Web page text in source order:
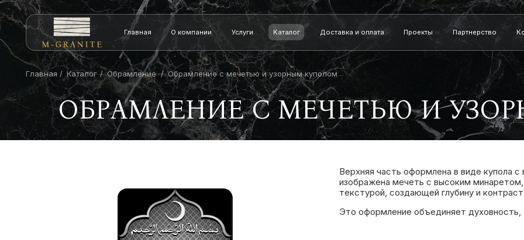
Главная О компании Услуги Kаталог Доставка и оплата Проекты Партнерство
Главная Каталог Обрамление Обрамление с мечетью и узорным куполом
ОБРАМЛЕНИЕ С МЕЧЕТЬЮ И
Верхняя часть оформлена в виде купола
изображена мечеть с высоким
текстурой, создающей глубину и
Это оформление объединяет духовность,